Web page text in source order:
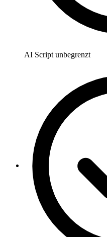
AI Script unbegrenzt